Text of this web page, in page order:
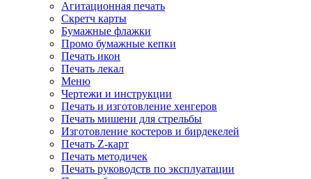
Агитационная печать
Скретч карты
Бумажные флажки
Промо бумажные кепки
Печать икон
Печать лекал
Меню
Чертежи и инструкции
Печать и изготовление хенгеров
Печать мишени для стрельбы
Изготовление костеров и бирдекелей
Печать Z-карт
Печать методичек
Печать руководств по эксплуатации